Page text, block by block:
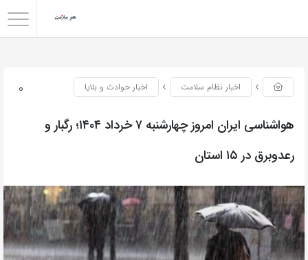
0 اخبار نظام سلامت اخبار حوادث و بلایا
هواشناسی ایران امروز چهارشنبه ۷ خرداد ۱۴۰۴؛ رگبار و
رعدوبرق در ۱۵ استان